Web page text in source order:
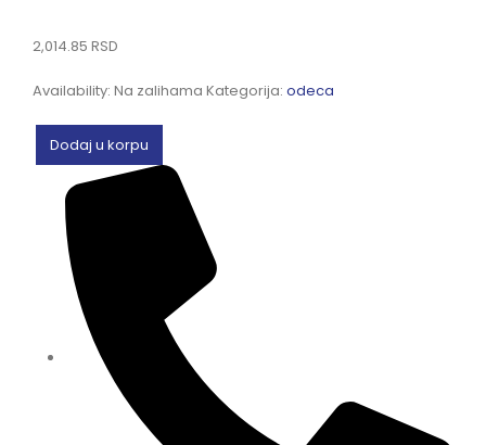
2,014.85 RSD
Availability: Na zalihama Kategorija: odeca
Dodaj u korpu